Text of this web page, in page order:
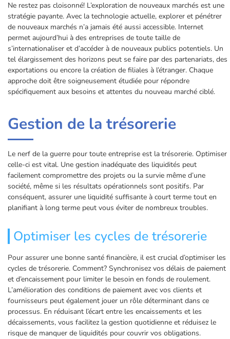
Ne restez pas cloisonné! L’exploration de nouveaux marchés est une
stratégie payante. Avec la technologie actuelle, explorer et pénétrer
de nouveaux marchés n’a jamais été aussi accessible. Internet
permet aujourd’hui à des entreprises de toute taille de
s’internationaliser et d’accéder à de nouveaux publics potentiels. Un
tel élargissement des horizons peut se faire par des partenariats, des
exportations ou encore la création de filiales à l’étranger. Chaque
approche doit être soigneusement étudiée pour répondre
spécifiquement aux besoins et attentes du nouveau marché ciblé.
Gestion de la trésorerie
Le nerf de la guerre pour toute entreprise est la trésorerie. Optimiser
celle-ci est vital. Une gestion inadéquate des liquidités peut
facilement compromettre des projets ou la survie même d’une
société, même si les résultats opérationnels sont positifs. Par
conséquent, assurer une liquidité suffisante à court terme tout en
planifiant à long terme peut vous éviter de nombreux troubles.
Optimiser les cycles de trésorerie
Pour assurer une bonne santé financière, il est crucial d’optimiser les
cycles de trésorerie. Comment? Synchronisez vos délais de paiement
et d’encaissement pour limiter le besoin en fonds de roulement.
L’amélioration des conditions de paiement avec vos clients et
fournisseurs peut également jouer un rôle déterminant dans ce
processus. En réduisant l’écart entre les encaissements et les
décaissements, vous facilitez la gestion quotidienne et réduisez le
risque de manquer de liquidités pour couvrir vos obligations.